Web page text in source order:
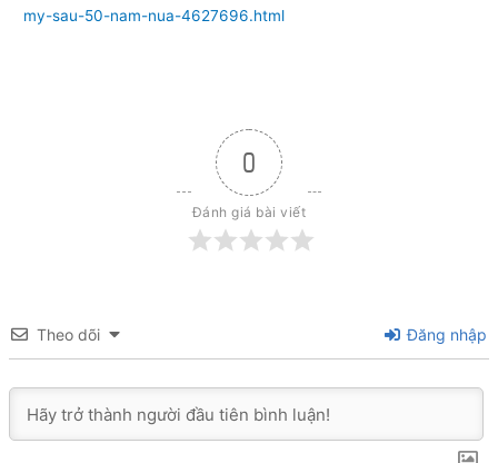
my-sau-50-nam-nua-4627696.html
0
Đánh giá bài viết
Theo dõi Đăng nhập